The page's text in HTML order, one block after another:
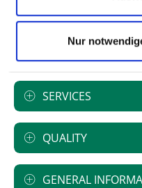
Nur
SERVICES
QUALITY
GENERAL